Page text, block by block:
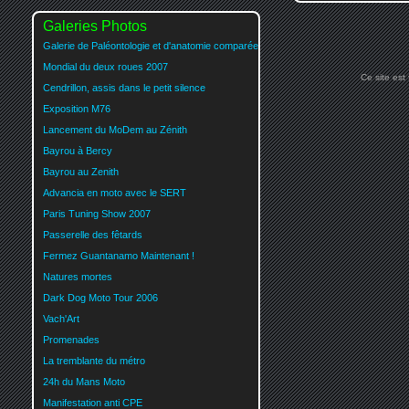
Galeries Photos
Galerie de Paléontologie et d'anatomie comparée
Mondial du deux roues 2007
Cendrillon, assis dans le petit silence
Exposition M76
Lancement du MoDem au Zénith
Bayrou à Bercy
Bayrou au Zenith
Advancia en moto avec le SERT
Paris Tuning Show 2007
Passerelle des fêtards
Fermez Guantanamo Maintenant !
Natures mortes
Dark Dog Moto Tour 2006
Vach'Art
Promenades
La tremblante du métro
24h du Mans Moto
Manifestation anti CPE
Ce site est